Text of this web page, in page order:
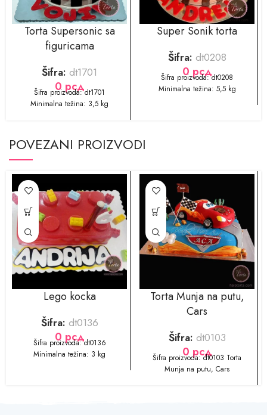
Torta Supersonic sa
figuricama
Šifra: dt1701
0 рсд
Šifra proizvoda: dt1701
Minimalna težina: 3,5 kg
Super Sonik torta
Šifra: dt0208
0 рсд
​​​​Šifra proizvoda: dt0208
Minimalna težina: 5,5 kg
POVEZANI PROIZVODI
Lego kocka
Šifra: dt0136
0 рсд
​​Šifra proizvoda: dt0136
Minimalna težina: 3 kg
Torta Munja na putu,
Cars
Šifra: dt0103
0 рсд
​​​​Šifra proizvoda: dt0103 Torta
Munja na putu, Cars